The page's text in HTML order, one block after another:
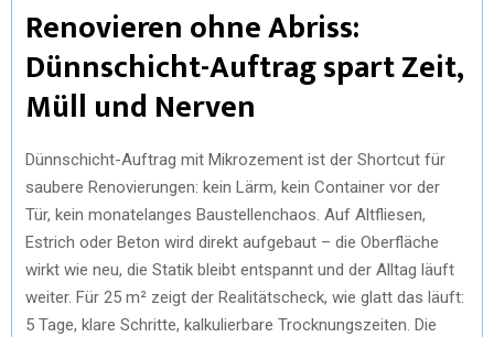
Renovieren ohne Abriss:
Dünnschicht-Auftrag spart Zeit,
Müll und Nerven
Dünnschicht-Auftrag mit Mikrozement ist der Shortcut für
saubere Renovierungen: kein Lärm, kein Container vor der
Tür, kein monatelanges Baustellenchaos. Auf Altfliesen,
Estrich oder Beton wird direkt aufgebaut – die Oberfläche
wirkt wie neu, die Statik bleibt entspannt und der Alltag läuft
weiter. Für 25 m² zeigt der Realitätscheck, wie glatt das läuft:
5 Tage, klare Schritte, kalkulierbare Trocknungszeiten. Die